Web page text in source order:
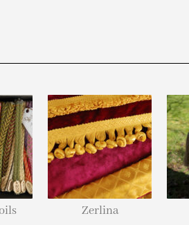
Physis